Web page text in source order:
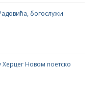
богослужи
Херцег Новом поетско